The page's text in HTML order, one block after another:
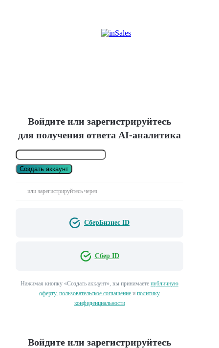
Войдите или зарегистрируйтесь
для получения ответа AI-аналитика
Создать аккаунт
или зарегистрируйтесь через
СберБизнес ID
Сбер ID
Нажимая кнопку «Создать аккаунт», вы принимаете публичную
оферту, пользовательское соглашение и политику
конфиденциальности
Войдите или зарегистрируйтесь